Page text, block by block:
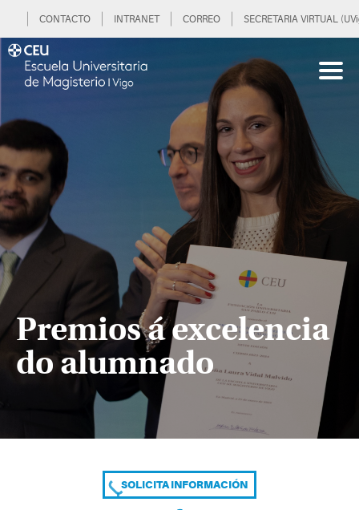
CONTACTO INTRANET CORREO SECRETARIA VIRTUAL
Premios á excelencia
do alumnado
SOLICITA INFORMACIÓN